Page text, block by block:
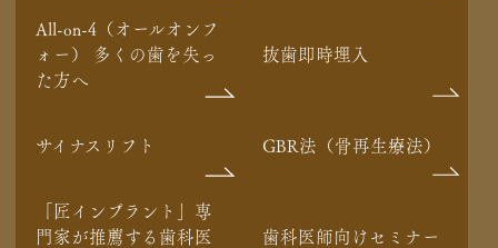
All-on-4（オールオンフ
ォー） 多くの歯を失っ
た方へ
抜歯即時埋入
サイナスリフト GBR法（骨再生療法）
「匠インプラント」専
門家が推薦する歯科医
歯科医師向けセミナー